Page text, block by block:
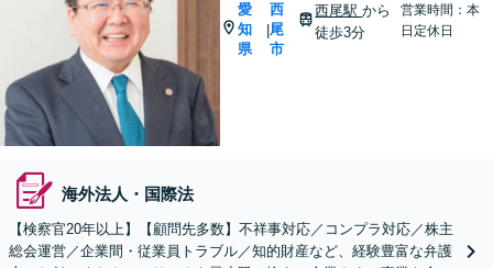
愛
知
県
|
西
尾
市
西尾駅から
徒歩3分
営業時間：本
日定休日
海外法人・国際法
【検察官20年以上】【顧問先多数】不祥事対応／コンプラ対応／株主
総会運営／企業間・従業員トラブル／知的財産など、経験豊富な弁護